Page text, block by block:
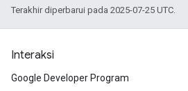
Terakhir diperbarui pada 2025-07-25 UTC.
Interaksi
Google Developer Program